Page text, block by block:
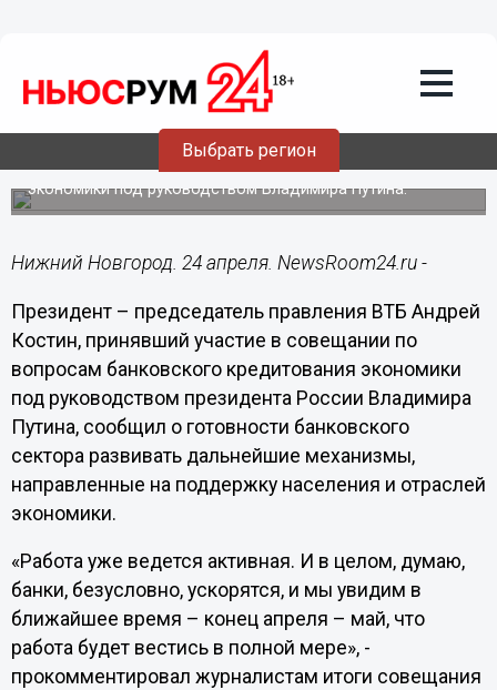
Выбрать регион
совершенствованию механизмов
поддержки населения и отраслей
Председатель правления ВТБ принял участие в
совещании по вопросам банковского кредитования
экономики под руководством Владимира Путина.
Нижний Новгород. 24 апреля. NewsRoom24.ru -
Президент – председатель правления ВТБ Андрей
Костин, принявший участие в совещании по
вопросам банковского кредитования экономики
под руководством президента России Владимира
Путина, сообщил о готовности банковского
сектора развивать дальнейшие механизмы,
направленные на поддержку населения и отраслей
экономики.
«Работа уже ведется активная. И в целом, думаю,
банки, безусловно, ускорятся, и мы увидим в
ближайшее время – конец апреля – май, что
работа будет вестись в полной мере», -
прокомментировал журналистам итоги совещания